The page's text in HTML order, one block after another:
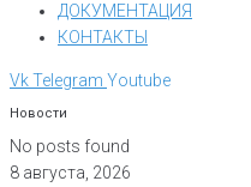
ДОКУМЕНТАЦИЯ
КОНТАКТЫ
VkTelegram Youtube
Новости
No posts found
8 августа, 2026